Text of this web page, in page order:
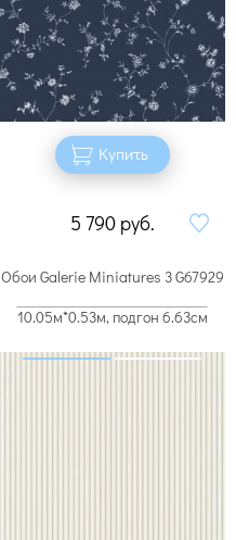
Купить
5 790 руб.
Обои Galerie Miniatures 3 G67929
10.05м*0.53м, подгон 6.63см